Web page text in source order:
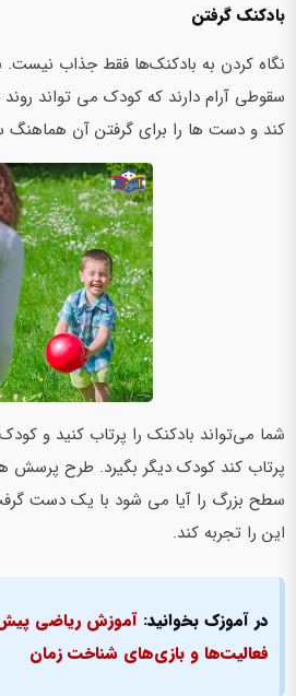
بادکنک گرفتن
نگاه کردن به بادکنک‌ها فقط جذاب
سقوطی آرام دارند که کودک می تواند
کند و دست ها را برای گرفتن آن هماهنگ
شما می‌تواند بادکنک را پرتاب کنید و
پرتاب کند کودک دیگر بگیرد. طرح پرسش
سطح بزرگ را آیا می شود با یک دست
این را تجربه کند.
در آموزک بخوانید: آموزش ریاضی
فعالیت‌ها و بازی‌های شناخت زمان